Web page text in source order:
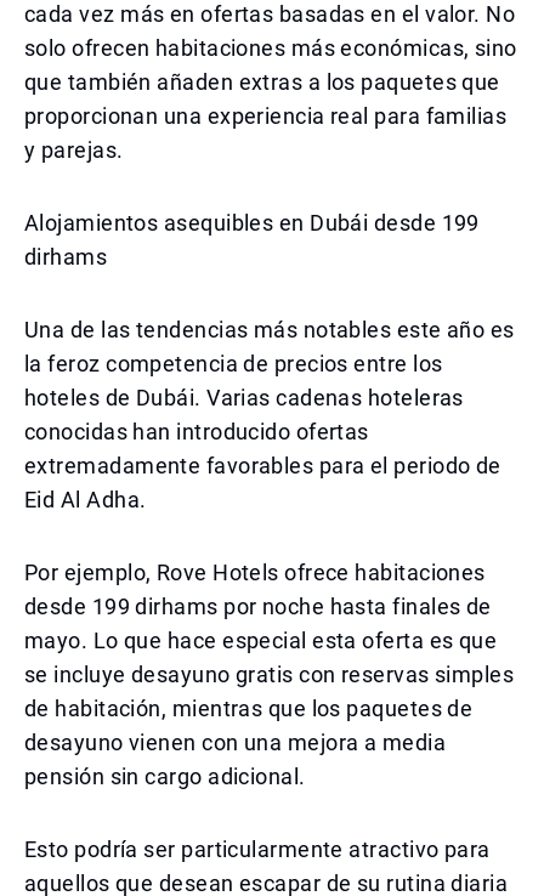
cada vez más en ofertas basadas en el valor. No
solo ofrecen habitaciones más económicas, sino
que también añaden extras a los paquetes que
proporcionan una experiencia real para familias
y parejas.
Alojamientos asequibles en Dubái desde 199
dirhams
Una de las tendencias más notables este año es
la feroz competencia de precios entre los
hoteles de Dubái. Varias cadenas hoteleras
conocidas han introducido ofertas
extremadamente favorables para el periodo de
Eid Al Adha.
Por ejemplo, Rove Hotels ofrece habitaciones
desde 199 dirhams por noche hasta finales de
mayo. Lo que hace especial esta oferta es que
se incluye desayuno gratis con reservas simples
de habitación, mientras que los paquetes de
desayuno vienen con una mejora a media
pensión sin cargo adicional.
Esto podría ser particularmente atractivo para
aquellos que desean escapar de su rutina diaria